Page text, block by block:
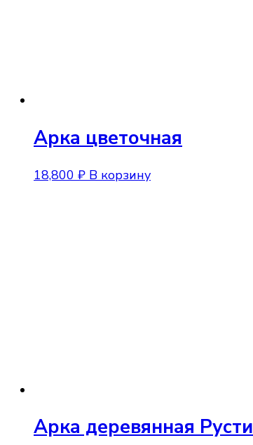
Арка цветочная
18,800 ₽ В корзину
Арка деревянная